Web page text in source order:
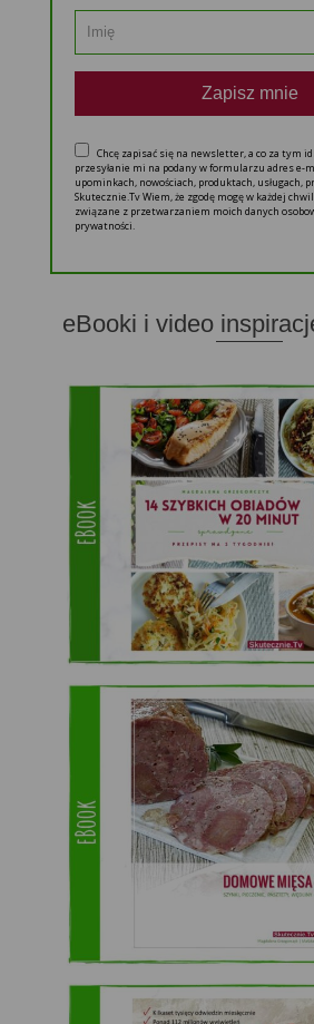
Zapisz mnie
Chcę zapisać się na newsletter, a co za tym
przesyłanie mi na podany w formularzu adres e-
upominkach, nowościach, produktach, usługach,
Skutecznie.Tv Wiem, że zgodę mogę w każdej
związane z przetwarzaniem moich danych
prywatności.
eBooki i video